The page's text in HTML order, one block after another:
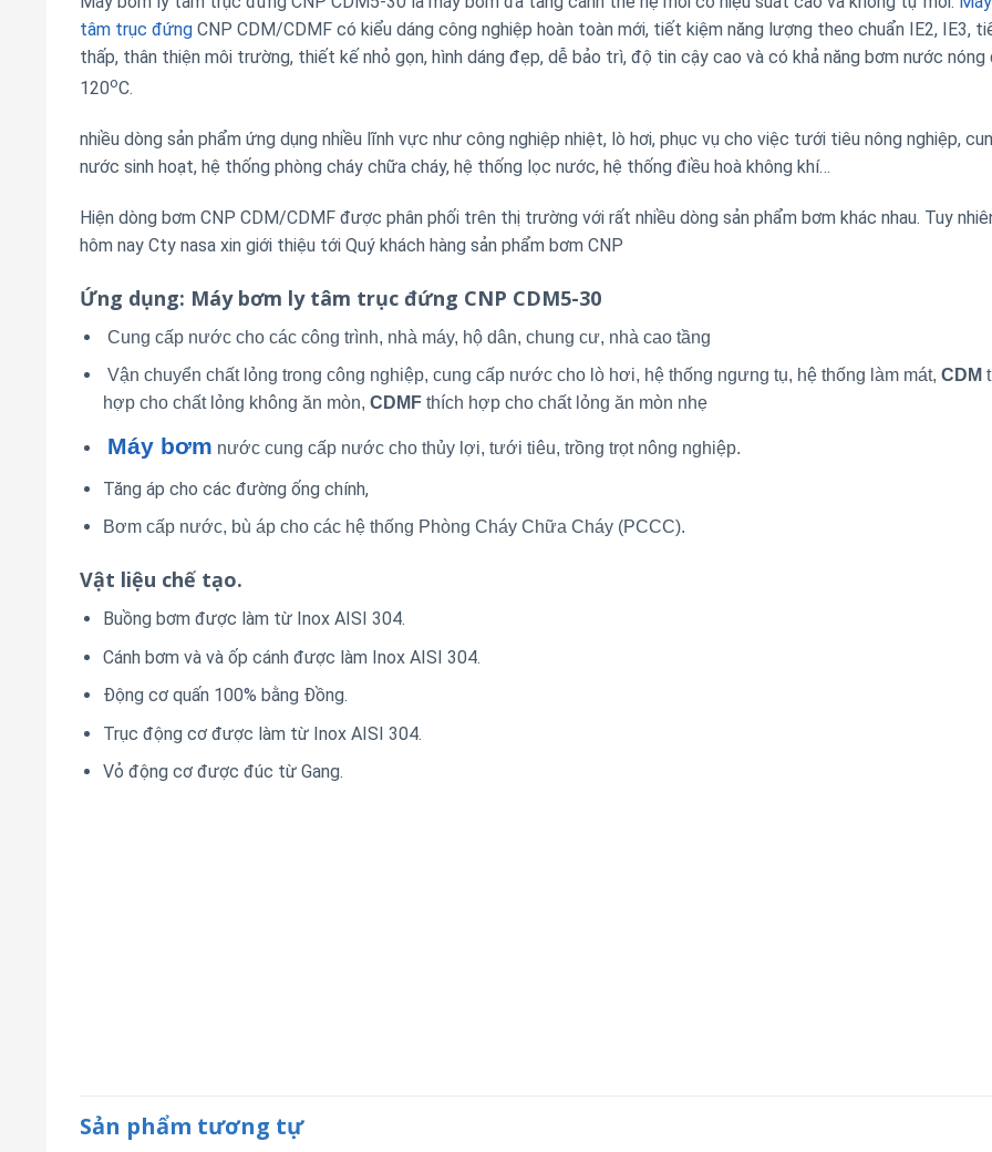
tâm trục đứng CNP CDM/CDMF có kiểu dáng công nghiệp hoàn toàn mới, tiết kiệm năng lượng theo chuẩn IE2, IE3,
thấp, thân thiện môi trường, thiết kế nhỏ gọn, hình dáng đẹp, dễ bảo trì, độ tin cậy cao và có khả năng bơm nước nóng
120oC.
nhiều dòng sản phẩm ứng dụng nhiều lĩnh vực như công nghiệp nhiệt, lò hơi, phục vụ cho việc tưới tiêu nông nghiệp,
nước sinh hoạt, hệ thống phòng cháy chữa cháy, hệ thống lọc nước, hệ thống điều hoà không khí…
Hiện dòng bơm CNP CDM/CDMF được phân phối trên thị trường với rất nhiều dòng sản phẩm bơm khác nhau. Tuy
hôm nay Cty nasa xin giới thiệu tới Quý khách hàng sản phẩm bơm CNP
Ứng dụng: Máy bơm ly tâm trục đứng CNP CDM5-30
Cung cấp nước cho các công trình, nhà máy, hộ dân, chung cư, nhà cao tầng
Vận chuyển chất lỏng trong công nghiệp, cung cấp nước cho lò hơi, hệ thống ngưng tụ, hệ thống làm mát, CDM
hợp cho chất lỏng không ăn mòn, CDMFthích hợp cho chất lỏng ăn mòn nhẹ
Máy bơm nước cung cấp nước cho thủy lợi, tưới tiêu, trồng trọt nông nghiệp.
Tăng áp cho các đường ống chính,
Bơm cấp nước, bù áp cho các hệ thống Phòng Cháy Chữa Cháy (PCCC).
Vật liệu chế tạo.
Buồng bơm được làm từ Inox AISI 304.
Cánh bơm và và ốp cánh được làm Inox AISI 304.
Động cơ quấn 100% bằng Đồng.
Trục động cơ được làm từ Inox AISI 304.
Vỏ động cơ được đúc từ Gang.
Sản phẩm tương tự